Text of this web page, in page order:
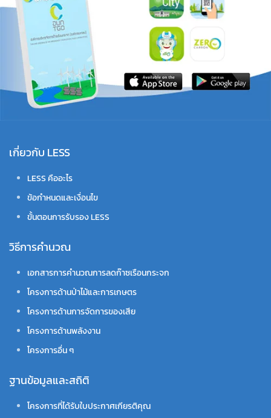
เกี่ยวกับ LESS
LESS คืออะไร
ข้อกำหนดและเงื่อนไข
ขั้นตอนการรับรอง LESS
วิธีการคำนวณ
เอกสารการคำนวณการลดก๊าซเรือนกระจก
โครงการด้านป่าไม้และการเกษตร
โครงการด้านการจัดการของเสีย
โครงการด้านพลังงาน
โครงการอื่น ๆ
ฐานข้อมูลและสถิติ
โครงการที่ได้รับใบประกาศเกียรติคุณ